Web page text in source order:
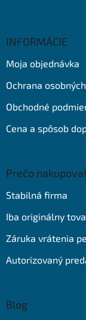
INFORMÁCIE
Moja objednávka
Ochrana
Obchodné
Cena a spôsob
Prečo
Stabilná firma
Iba originálny
Záruka vrátenia
Autorizovaný
Blog